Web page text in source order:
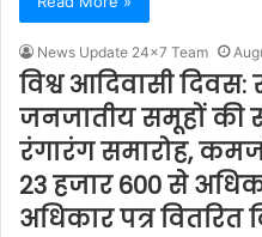
News Update 24x7 Team
विश्व आदिवासी
जनजातीय समूहों की
रंगारंग समारोह,
23 हजार 600 से
अधिकार पत्र वितरित